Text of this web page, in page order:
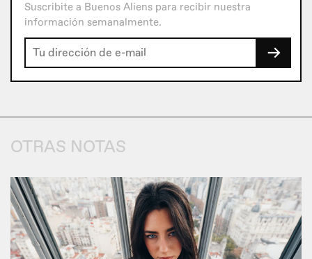
Suscribite a Buenos Aliens para recibir nuestra
información semanalmente.
→
OTRAS NOTAS